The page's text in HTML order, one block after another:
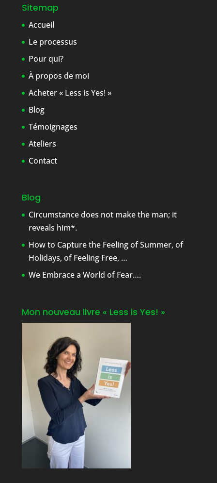
Sitemap
Accueil
Le processus
Pour qui?
À propos de moi
Acheter « Less is Yes! »
Blog
Témoignages
Ateliers
Contact
Blog
Circumstance does not make the man; it
reveals him*.
How to Capture the Feeling of Summer, of
Holidays, of Feeling Free, …
We Embrace a World of Fear….
Mon nouveau livre « Less is Yes! »